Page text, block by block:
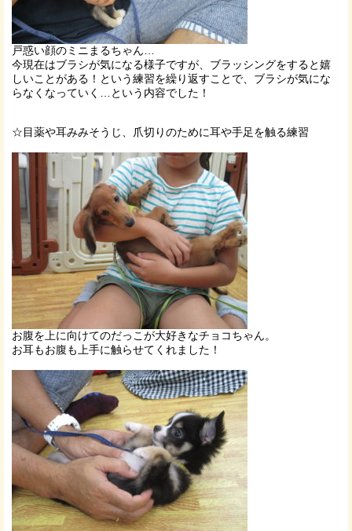
戸惑い顔のミニまるちゃん…
今現在はブラシが気になる様子ですが、ブラッシングをすると嬉
しいことがある！という練習を繰り返すことで、ブラシが気にな
らなくなっていく…という内容でした！
☆目薬や耳みみそうじ、爪切りのために耳や手足を触る練習
お腹を上に向けてのだっこが大好きなチョコちゃん。
お耳もお腹も上手に触らせてくれました！